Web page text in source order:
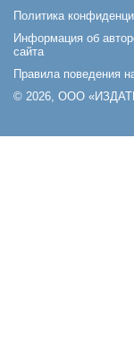
Политика
Информация об
сайта
Правила поведения
© 2026, ООО